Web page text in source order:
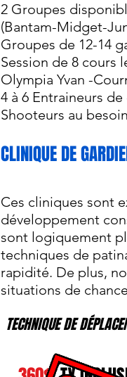
2 Groupes
(Bantam-Midget-
Groupes de 12-14
Session de 8 cours
Olympia Yvan -
4 à 6 Entraineurs
Shooteurs au besoin
CLINIQUE DE
Ces cliniques sont
développement
sont logiquement
techniques de
rapidité. De plus,
situations de
TECHNIQUE DE